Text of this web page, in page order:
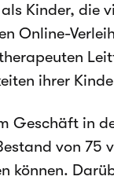
Kinder, die
Online-
ihrer
Geschäft in
von 75
können.